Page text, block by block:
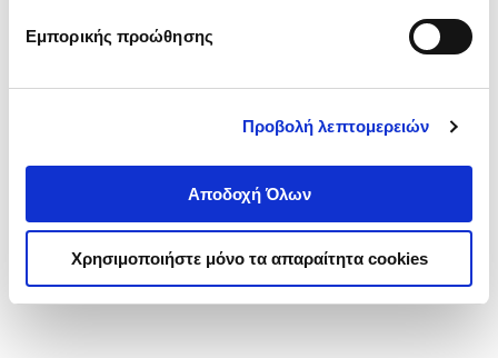
Εμπορικής προώθησης
Προβολή λεπτομερειών
Αποδοχή Όλων
Χρησιμοποιήστε μόνο τα απαραίτητα cookies